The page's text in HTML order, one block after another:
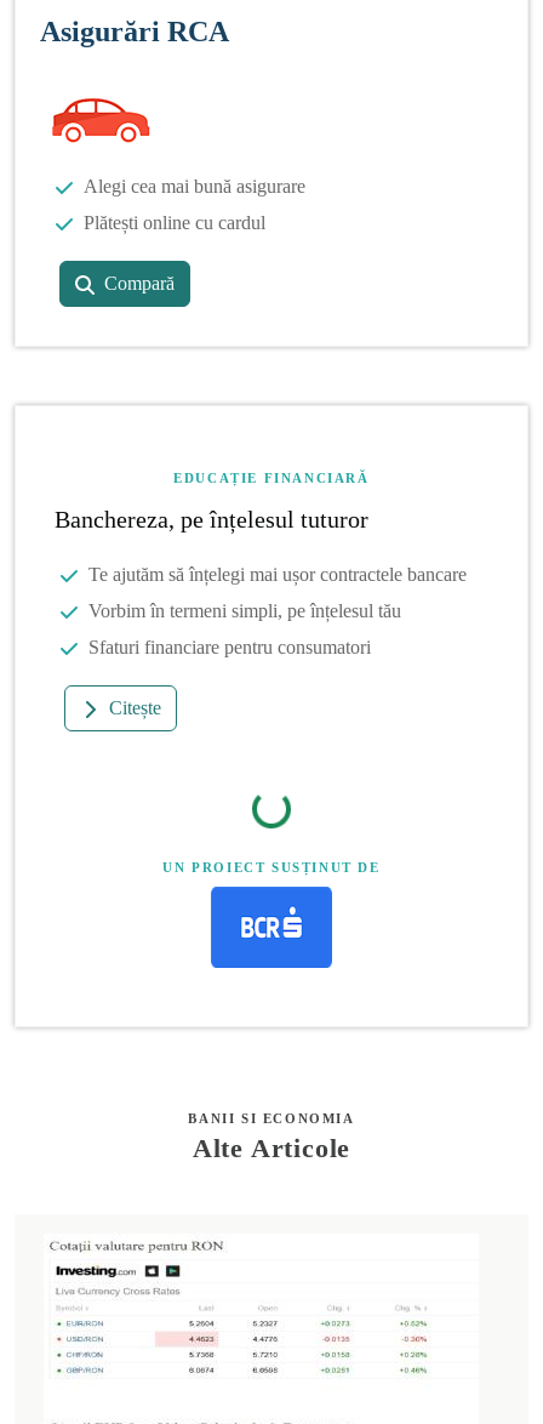
Asigurări RCA
Alegi cea mai bună asigurare
Plătești online cu cardul
Compară
EDUCAȚIE FINANCIARĂ
Banchereza, pe înțelesul tuturor
Te ajutăm să înțelegi mai ușor contractele bancare
Vorbim în termeni simpli, pe înțelesul tău
Sfaturi financiare pentru consumatori
Citește
UN PROIECT SUSȚINUT DE
BANII SI ECONOMIA
Alte Articole